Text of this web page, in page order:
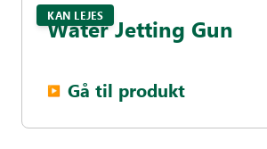
KAN LEJES
Water Jetting Gun
▶︎ Gå til produkt